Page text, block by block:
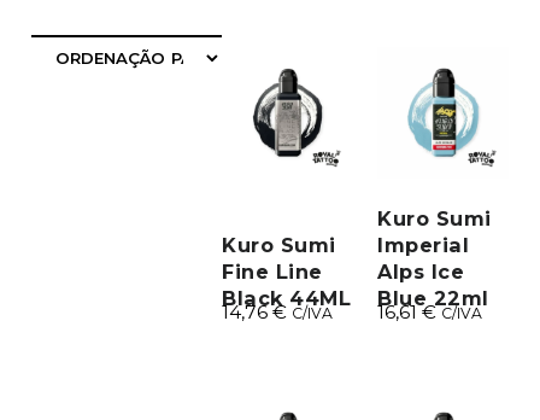
FILTRAR
Kuro Sumi
Fine Line
Black 44ML
14,76€ C/IVA
Kuro Sumi
Imperial
Alps Ice
Blue 22ml
16,61€ C/IVA